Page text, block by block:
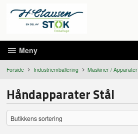
innholdet
Meny
Forside Industriemballering Maskiner / Apparater
Håndapparater Stål